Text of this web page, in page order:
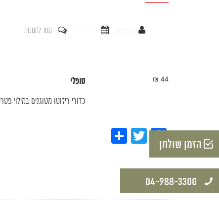
סגור לתגובותעל
סופלי 44 ₪
כדורי ריזוטו מטוגנים במילוי
Facebook
Twitter
הזמן שולחן
04-988-3300​